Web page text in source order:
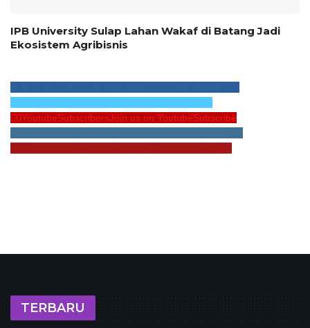
IPB University Sulap Lahan Wakaf di Batang Jadi
Ekosistem Agribisnis
0YoutubeSubscribersJoin us on YoutubeSubscribe
TERBARU